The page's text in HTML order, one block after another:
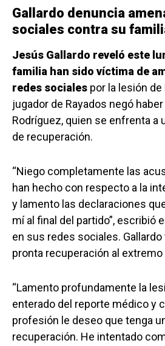
Gallardo denuncia
sociales contra su
Jesús Gallardo reveló este
familia han sido víctima de
redes sociales por la lesión de
jugador de Rayados negó
Rodríguez, quien se enfrenta a
de recuperación.
“Niego completamente las
han hecho con respecto a la
y lamento las declaraciones
mí al final del partido”, escribió
en sus redes sociales.
pronta recuperación al extremo
“Lamento profundamente la
enterado del reporte médico y
profesión le deseo que tenga
recuperación. He intentado